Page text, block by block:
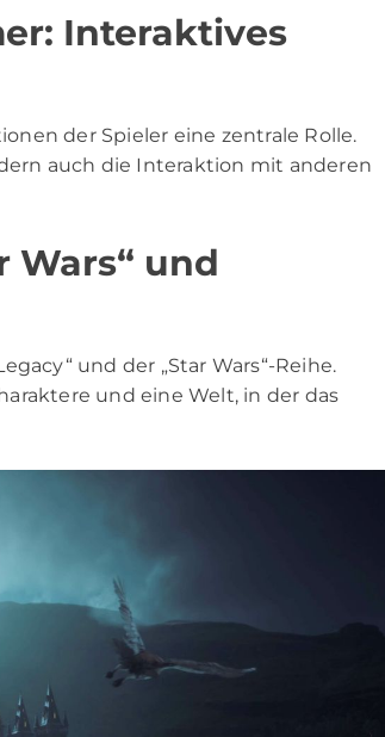
Interaktives
der Spieler eine zentrale Rolle.
auch die Interaktion mit anderen
Wars“ und
und der „Star Wars“-Reihe.
und eine Welt, in der das